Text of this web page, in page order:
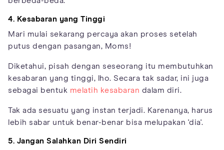
4. Kesabaran yang Tinggi
Mari mulai sekarang percaya akan proses setelah
putus dengan pasangan, Moms!
Diketahui, pisah dengan seseorang itu membutuhkan
kesabaran yang tinggi, lho. Secara tak sadar, ini juga
sebagai bentuk melatih kesabaran dalam diri.
Tak ada sesuatu yang instan terjadi. Karenanya, harus
lebih sabar untuk benar-benar bisa melupakan 'dia'.
5. Jangan Salahkan Diri Sendiri